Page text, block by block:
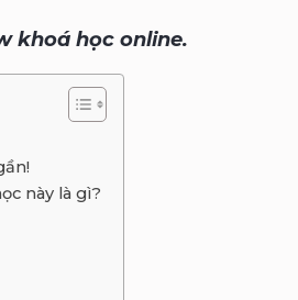
khoá học online.
này là gì?